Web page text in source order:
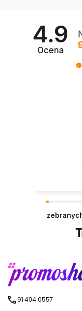
4.9
Ocena
91 404 0557